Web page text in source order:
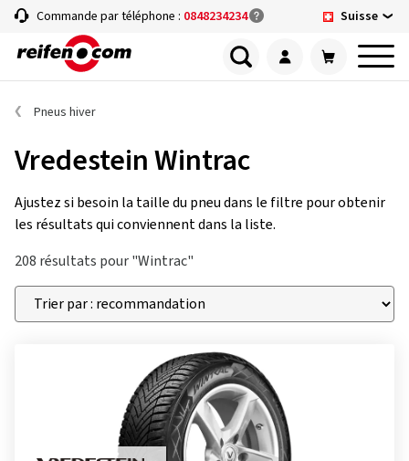
Commande par téléphone : 0848234234 Suisse
Pneus hiver
Vredestein Wintrac
Ajustez si besoin la taille du pneu dans le filtre pour obtenir
les résultats qui conviennent dans la liste.
208 résultats pour "Wintrac"